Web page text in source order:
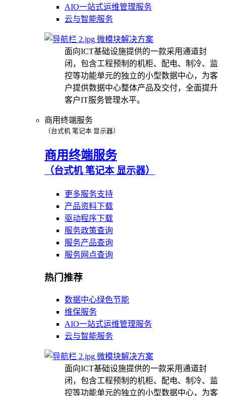
AIO一站式运维管理服务
云与智能服务
微模块解决方案
面向ICT基础设施提供的一款采用通道封
闭，包含工程预制的机柜、配电、制冷、监
控等功能单元的独立的小型数据中心，为客
户提供数据中心整体产品及交付，全面提升
客户IT服务管理水平。
商用终端服务
（台式机 笔记本 显示器）
商用终端服务
（台式机 笔记本 显示器）
更多服务支持
产品资料下载
驱动程序下载
服务政策查询
服务产品查询
服务网点查询
热门推荐
数据中心绿色节能
维保服务
AIO一站式运维管理服务
云与智能服务
微模块解决方案
面向ICT基础设施提供的一款采用通道封
闭，包含工程预制的机柜、配电、制冷、监
控等功能单元的独立的小型数据中心，为客